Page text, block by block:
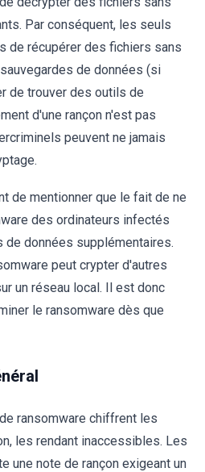
Par conséquent, les seuls
de récupérer des fichiers sans
de données (si
de trouver des outils de
d'une rançon n'est pas
peuvent ne jamais
de mentionner que le fait de ne
des ordinateurs infectés
de données supplémentaires.
peut crypter d'autres
un réseau local. Il est donc
le ransomware dès que
ransomware chiffrent les
les rendant inaccessibles. Les
une note de rançon exigeant un